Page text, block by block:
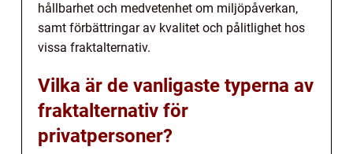
hållbarhet och medvetenhet om miljöpåverkan,
samt förbättringar av kvalitet och pålitlighet hos
vissa fraktalternativ.
Vilka är de vanligaste typerna av
fraktalternativ för
privatpersoner?